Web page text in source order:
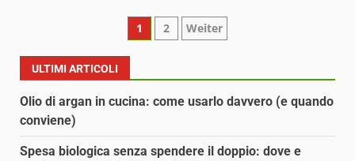
Paginazione
degli
articoli
1 2 Weiter
ULTIMI ARTICOLI
Olio di argan in cucina: come usarlo davvero (e quando
conviene)
Spesa biologica senza spendere il doppio: dove e